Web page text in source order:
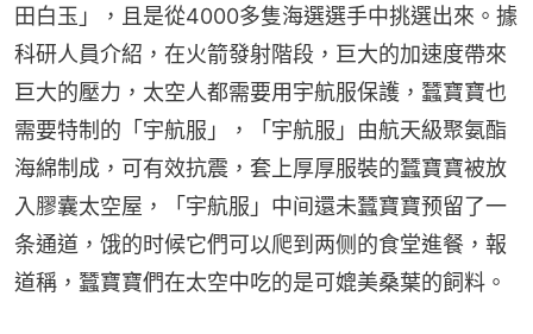
田白玉」，且是從4000多隻海選選手中挑選出來。據
科研人員介紹，在火箭發射階段，巨大的加速度帶來
巨大的壓力，太空人都需要用宇航服保護，蠶寶寶也
需要特制的「宇航服」，「宇航服」由航天級聚氨酯
海綿制成，可有效抗震，套上厚厚服裝的蠶寶寶被放
入膠囊太空屋，「宇航服」中间還未蠶寶寶预留了一
条通道，饿的时候它們可以爬到两侧的食堂進餐，報
道稱，蠶寶寶們在太空中吃的是可媲美桑葉的飼料。